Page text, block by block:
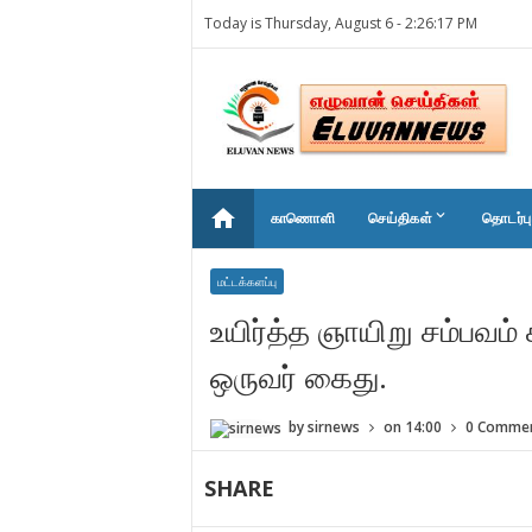
Today is Thursday, August 6 -2:26:17 PM
home காணொளி செய்திகள் keyboard_arrow_down
மட்டக்களப்பு
உயிர்த்த ஞாயிறு சம்பவம்
ஒருவர் கைது.
bysirnews on 14:00 0
SHARE